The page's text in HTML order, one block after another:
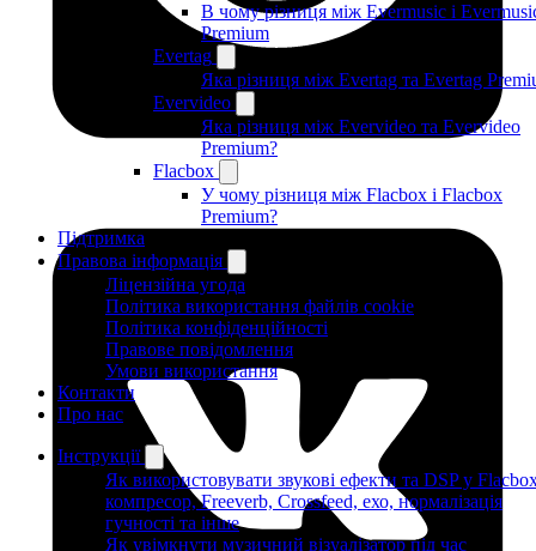
В чому різниця між Evermusic і
Premium
Evertag
Яка різниця між Evertag та Evertag
Evervideo
Яка різниця між Evervideo та Evervideo
Premium?
Flacbox
У чому різниця між Flacbox і Flacbox
Premium?
Підтримка
Правова інформація
Ліцензійна угода
Політика використання файлів cookie
Політика конфіденційності
Правове повідомлення
Умови використання
Контакти
Про нас
Інструкції
Як використовувати звукові ефекти та DSP у
компресор, Freeverb, Crossfeed, ехо, нормалізація
гучності та інше
Як увімкнути музичний візуалізатор під час